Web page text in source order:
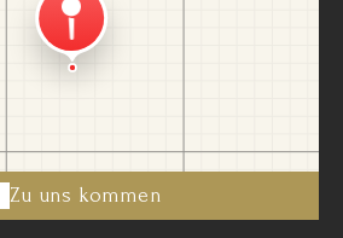
Zu uns kommen